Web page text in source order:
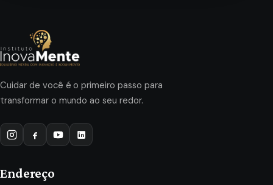
Cuidar de você é o primeiro passo para
transformar o mundo ao seu redor.
Endereço